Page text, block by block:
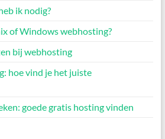
ik nodig?
of Windows webhosting?
bij webhosting
hoe vind je het juiste
goede gratis hosting vinden